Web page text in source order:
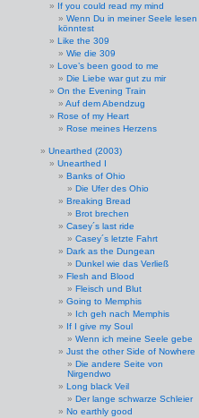
If you could read my mind
Wenn Du in meiner Seele lesen
könntest
Like the 309
Wie die 309
Love’s been good to me
Die Liebe war gut zu mir
On the Evening Train
Auf dem Abendzug
Rose of my Heart
Rose meines Herzens
Unearthed (2003)
Unearthed I
Banks of Ohio
Die Ufer des Ohio
Breaking Bread
Brot brechen
Casey´s last ride
Casey´s letzte Fahrt
Dark as the Dungean
Dunkel wie das Verließ
Flesh and Blood
Fleisch und Blut
Going to Memphis
Ich geh nach Memphis
If I give my Soul
Wenn ich meine Seele gebe
Just the other Side of Nowhere
Die andere Seite von
Nirgendwo
Long black Veil
Der lange schwarze Schleier
No earthly good